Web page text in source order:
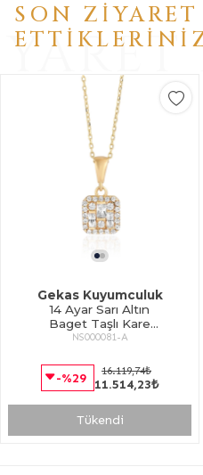
SON ZIYARET
Gekas Kuyumculuk
14 Ayar Sarı Altın
Baget Taşlı Kare
Kolye
NS000081-A
-%29 16.119,74₺
11.514,23₺
Tükendi